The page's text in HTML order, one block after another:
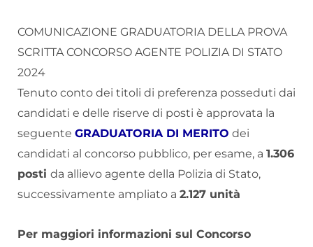
COMUNICAZIONE GRADUATORIA DELLA PROVA
SCRITTA CONCORSO AGENTE POLIZIA DI STATO
2024
Tenuto conto dei titoli di preferenza posseduti dai
candidati e delle riserve di posti è approvata la
seguente GRADUATORIA DI MERITO dei
candidati al concorso pubblico, per esame, a 1.306
posti da allievo agente della Polizia di Stato,
successivamente ampliato a 2.127 unità
Per maggiori informazioni sul Concorso